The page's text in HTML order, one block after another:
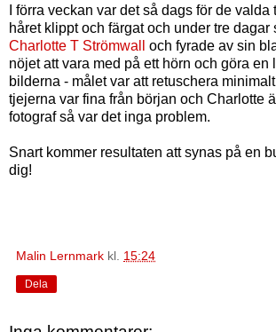
I förra veckan var det så dags för de valda
håret klippt och färgat och under tre dagar
Charlotte T Strömwall
och fyrade av sin
nöjet att vara med på ett hörn och göra en
bilderna - målet var att retuschera
tjejerna var fina från början och Charlotte
fotograf så var det inga problem.
Snart kommer resultaten att synas på en
dig!
Malin Lernmark kl. 15:24
Dela